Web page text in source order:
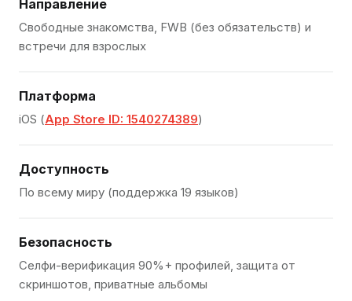
Направление
Свободные знакомства, FWB (без обязательств) и
встречи для взрослых
Платформа
iOS (App Store ID: 1540274389)
Доступность
По всему миру (поддержка 19 языков)
Безопасность
Селфи-верификация 90%+ профилей, защита от
скриншотов, приватные альбомы